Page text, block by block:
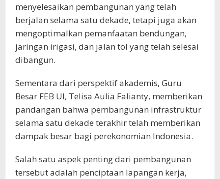
menyelesaikan pembangunan yang telah
berjalan selama satu dekade, tetapi juga akan
mengoptimalkan pemanfaatan bendungan,
jaringan irigasi, dan jalan tol yang telah selesai
dibangun.
Sementara dari perspektif akademis, Guru
Besar FEB UI, Telisa Aulia Falianty, memberikan
pandangan bahwa pembangunan infrastruktur
selama satu dekade terakhir telah memberikan
dampak besar bagi perekonomian Indonesia.
Salah satu aspek penting dari pembangunan
tersebut adalah penciptaan lapangan kerja,